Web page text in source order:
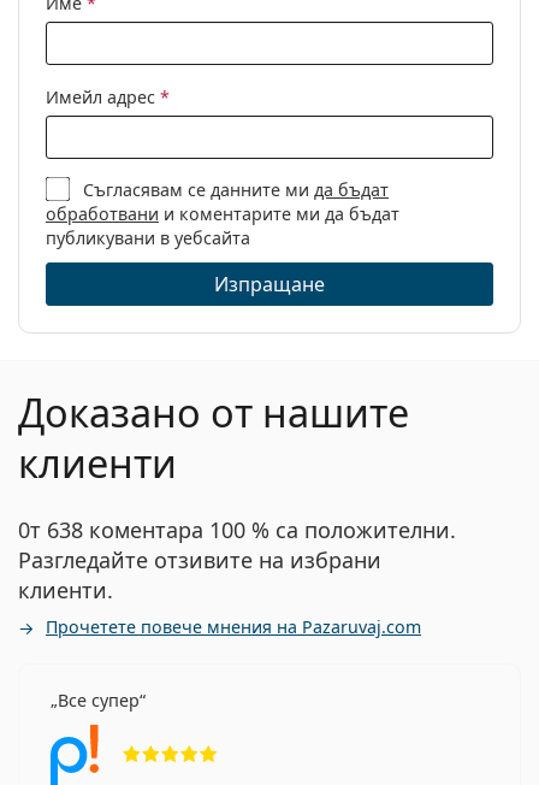
Категория:
Диоптрични очила
Марка:
Tom Ford
Код:
FT5702-B/V 042 54
Имейл адрес *
Съгласявам се данните ми да бъдат
обработвани и коментарите ми да бъдат
публикувани в уебсайта
Изпращане
Доказано от нашите
клиенти
0т 638 коментара 100 % са положителни.
Разгледайте отзивите на избрани
клиенти.
Прочетете повече мнения на Pazaruvaj.com
Все супер